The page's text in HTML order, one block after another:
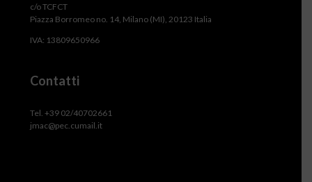
c/o TCFCT
Piazza Borromeo no. 14, Milano (MI), 20123 Italia
IVA: 13809650966
Contatti
Tel. +39 02/40702661
jmac@pec.cumail.it